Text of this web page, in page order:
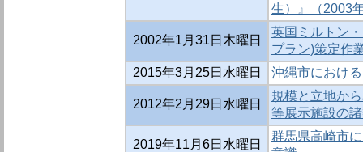
生）』（2003
2002年1月31日木曜日
英国ミルトン
プラン)策定作
2015年3月25日水曜日
沖縄市におけ
2012年2月29日水曜日
規模と立地か
等展示施設の
2019年11月6日水曜日
群馬県高崎市